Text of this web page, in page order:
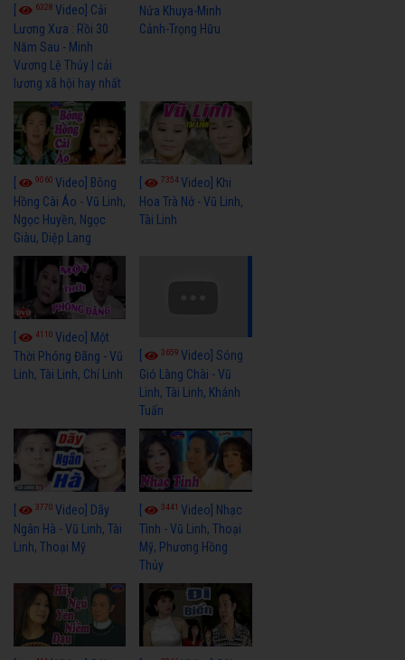
6328 Video] Cải
Lương Xưa : Rồi 30
Năm Sau - Minh
Vương Lệ Thủy | cải
lương xã hội hay nhất
Nửa Khuya-Minh
Cảnh-Trọng Hữu
9060 Video] Bông
Hồng Cài Áo - Vũ Linh,
Ngọc Huyền, Ngọc
Giàu, Diệp Lang
7354Video] Khi
Hoa Trà Nở - Vũ Linh,
Tài Linh
4110 Video] Một
Thời Phóng Đãng - Vũ
Linh, Tài Linh, Chí Linh
3659Video] Sóng
Gió Làng Chài - Vũ
Linh, Tài Linh, Khánh
Tuấn
3770 Video] Dãy
Ngân Hà - Vũ Linh, Tài
Linh, Thoại Mỹ
3441Video] Nhạc
Tình - Vũ Linh, Thoại
Mỹ, Phương Hồng
Thủy